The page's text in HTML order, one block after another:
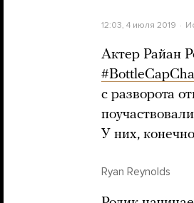
12:03, 4 июля 2019
Актер Райан
с разворота
У них,
Ryan Reynolds